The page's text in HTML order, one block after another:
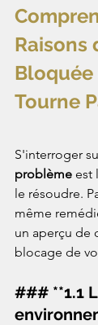
Raisons
Bloquée
Tourne
S'interroger
problème est
le résoudre.
même
un aperçu de
blocage de
### **1.1